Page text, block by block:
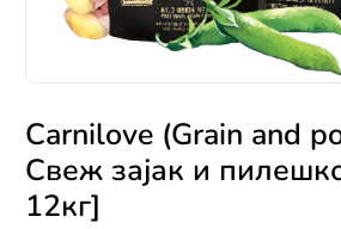
Carnilove (Grain and
Свеж зајак и
12кг]